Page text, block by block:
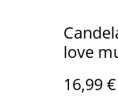
love
16,99 €